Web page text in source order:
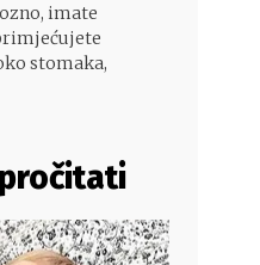
imate
stomaka,